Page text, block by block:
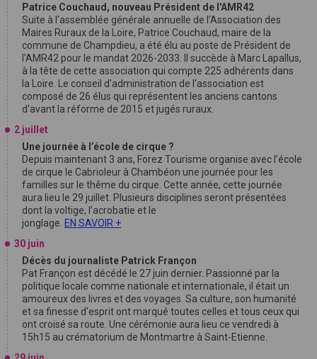
Patrice Couchaud, nouveau Président de l'AMR42
Suite à l'assemblée générale annuelle de l'Association des
Maires Ruraux de la Loire, Patrice Couchaud, maire de la
commune de Champdieu, a été élu au poste de Président de
l'AMR42 pour le mandat 2026-2033. Il succède à Marc Lapallus,
à la tête de cette association qui compte 225 adhérents dans
la Loire. Le conseil d'administration de l'association est
composé de 26 élus qui représentent les anciens cantons
d'avant la réforme de 2015 et jugés ruraux.
2 juillet
Une journée à l’école de cirque ?
Depuis maintenant 3 ans, Forez Tourisme organise avec l’école
de cirque le Cabrioleur à Chambéon une journée pour les
familles sur le thême du cirque. Cette année, cette journée
aura lieu le 29 juillet. Plusieurs disciplines seront présentées
dont la voltige, l’acrobatie et le
jonglage. EN SAVOIR +
30 juin
Décès du journaliste Patrick Françon
Pat Françon est décédé le 27 juin dernier. Passionné par la
politique locale comme nationale et internationale, il était un
amoureux des livres et des voyages. Sa culture, son humanité
et sa finesse d'esprit ont marqué toutes celles et tous ceux qui
ont croisé sa route. Une cérémonie aura lieu ce vendredi à
15h15 au crématorium de Montmartre à Saint-Etienne.